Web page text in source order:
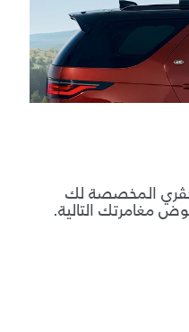
المخصصة لك
مغامرتك التالية.